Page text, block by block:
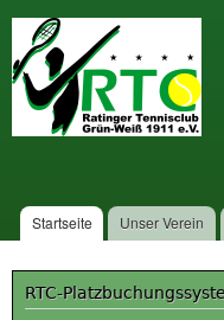
Hauptmenü
Startseite Unser Verein
RTC-